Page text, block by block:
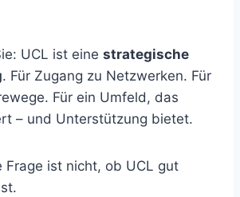
UCL ist eine strategische
. Für Zugang zu Netzwerken. Für
Für ein Umfeld, das
– und Unterstützung bietet.
Frage ist nicht, ob UCL gut